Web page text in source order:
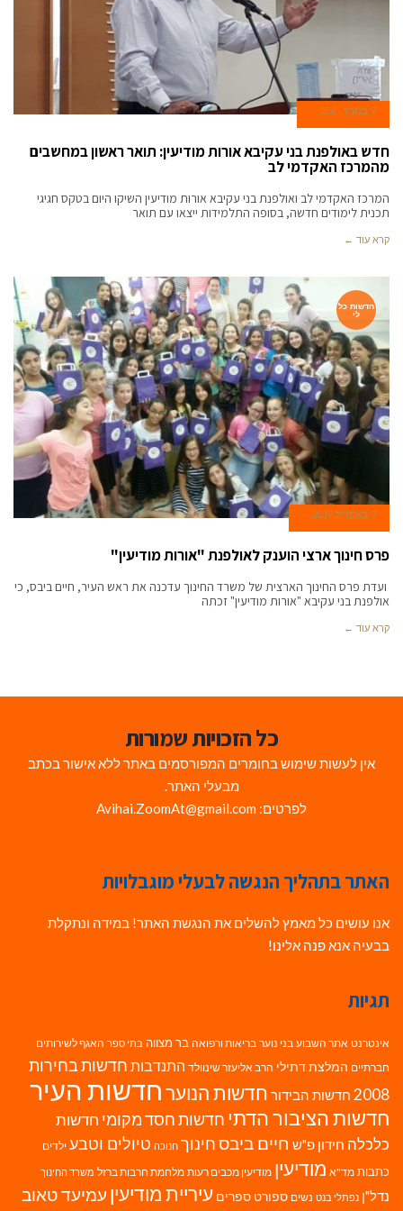
7 במרץ 2021
חדש באולפנת בני עקיבא אורות מודיעין: תואר ראשון במחשבים
מהמרכז האקדמי לב
המרכז האקדמי לב ואולפנת בני עקיבא אורות מודיעין השיקו היום בטקס חגיגי
תכנית לימודים חדשה, בסופה התלמידות ייצאו עם תואר
קרא עוד ←
חדשות כל
לי
7 באפריל 2017
פרס חינוך ארצי הוענק לאולפנת "אורות מודיעין"
ועדת פרס החינוך הארצית של משרד החינוך עדכנה את ראש העיר, חיים ביבס, כי
אולפנת בני עקיבא "אורות מודיעין" זכתה
קרא עוד ←
כל הזכויות שמורות
אין לעשות שימוש בחומרים המפורסמים באתר ללא אישור בכתב
מבעלי האתר.
לפרטים: Avihai.ZoomAt@gmail.com
האתר בתהליך הנגשה לבעלי מוגבלויות
אנו עושים כל מאמץ להשלים את הנגשת האתר! במידה ונתקלת
בבעיה אנא פנה אלינו!
תגיות
אינטרנט אתר השבוע בני נוער בריאות ורפואה בר מצווה בתי ספר האגף לשירותים
חברתיים המלצת דתילי הרב אליעזר שינוולד התנדבות חדשות בחירות
2008 חדשות הבידור חדשות הנוערחדשות העיר
חדשות הציבור הדתי חדשות חסד מקומי חדשות
כלכלה חידון פ"ש חיים ביבסחינוך חנוכה טיולים וטבע ילדים
כתבות מד"א מודיעין מודיעין מכבים רעות מלחמת חרבות ברזל משרד החינוך
נדל"ן נפתלי בנט נשים ספורט ספרים עיריית מודיעין עמיעד טאוב